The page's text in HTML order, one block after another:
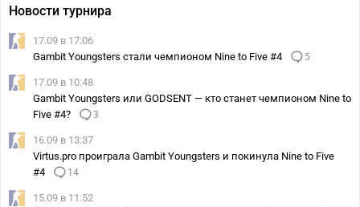
Новости турнира
17.09 в 17:06
Gambit Youngsters стали чемпионом Nine to Five #4
5
17.09 в 10:48
Gambit Youngsters или GODSENT — кто станет чемпионом Nine to
Five #4?
3
16.09 в 13:37
Virtus.pro проиграла Gambit Youngsters и покинула Nine to Five
#4
14
15.09 в 11:52